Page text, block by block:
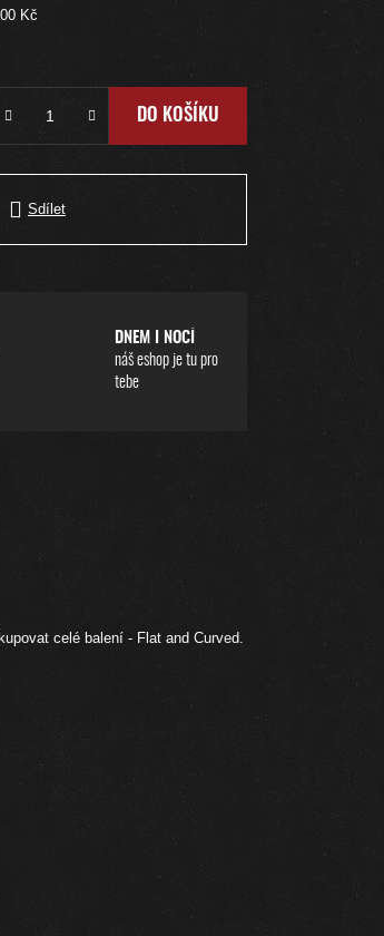
Kč
DO KOŠÍKU
Sdílet
DNEM I NOCÍ
náš eshop je tu pro
tebe
celé balení - Flat and Curved.